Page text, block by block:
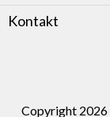
Kontakt
Copyright 2026